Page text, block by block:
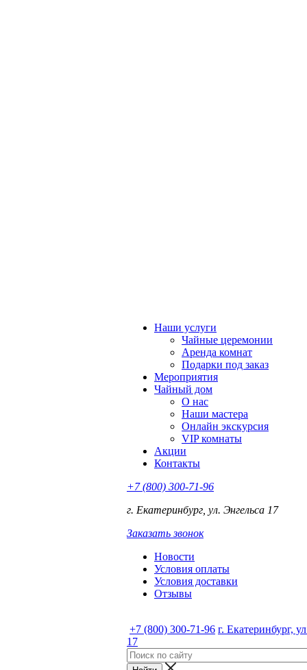
Наши услуги
Чайные церемонии
Аренда комнат
Подарки под заказ
Мероприятия
Чайный дом
О нас
Наши мастера
Онлайн экскурсия
VIP комнаты
Акции
Контакты
+7 (800) 300-71-96
г. Екатеринбург, ул. Энгельса 17
Заказать звонок
Новости
Условия оплаты
Условия доставки
Отзывы
+7 (800) 300-71-96 г. Екатеринбург,
17